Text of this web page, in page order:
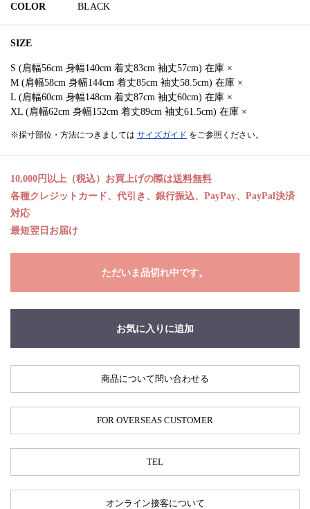
COLOR BLACK
SIZE
S (肩幅56cm 身幅140cm 着丈83cm 袖丈57cm) 在庫 ×
M (肩幅58cm 身幅144cm 着丈85cm 袖丈58.5cm) 在庫 ×
L (肩幅60cm 身幅148cm 着丈87cm 袖丈60cm) 在庫 ×
XL (肩幅62cm 身幅152cm 着丈89cm 袖丈61.5cm) 在庫 ×
※採寸部位・方法につきましては サイズガイド をご参照ください。
10,000円以上（税込）お買上げの際は送料無料
各種クレジットカード、代引き、銀行振込、PayPay、PayPal決済
対応
最短翌日お届け
ただいま品切れ中です。
お気に入りに追加
商品について問い合わせる
FOR OVERSEAS CUSTOMER
TEL
オンライン接客について